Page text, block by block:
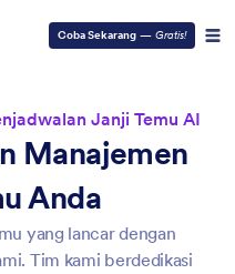
Coba Sekarang — Gratis!
Janji Temu AI
Manajemen
Anda
yang lancar dengan
Tim kami berdedikasi